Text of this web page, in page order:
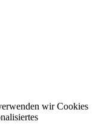
wir Cookies